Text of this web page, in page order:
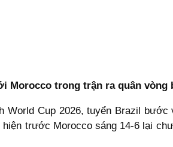
trong trận ra quân vòng
Cup 2026, tuyển Brazil
trước Morocco sáng 14-6 lại